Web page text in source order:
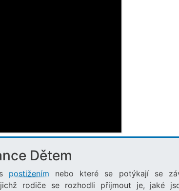
Dětem
postižením nebo které se potýkají se
rodiče se rozhodli přijmout je, jaké